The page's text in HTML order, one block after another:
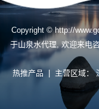
Copyright © http://
于山泉水代理, 欢迎来电
热推产品 | 主营区域：